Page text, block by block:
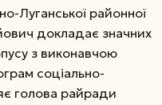
Луганської районної
докладає значних
з виконавчою
соціально-
голова райради